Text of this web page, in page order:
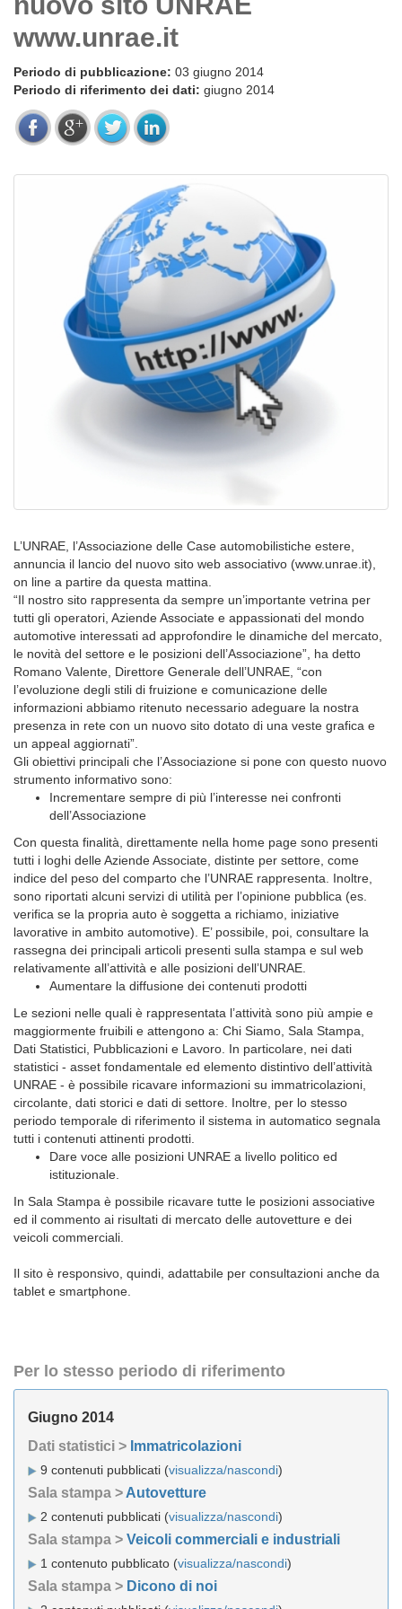
www.unrae.it
Periodo di pubblicazione: 03 giugno 2014
Periodo di riferimento dei dati: giugno 2014
L’UNRAE, l’Associazione delle Case automobilistiche estere,
annuncia il lancio del nuovo sito web associativo (www.unrae.it),
on line a partire da questa mattina.
“Il nostro sito rappresenta da sempre un’importante vetrina per
tutti gli operatori, Aziende Associate e appassionati del mondo
automotive interessati ad approfondire le dinamiche del mercato,
le novità del settore e le posizioni dell’Associazione”, ha detto
Romano Valente, Direttore Generale dell’UNRAE, “con
l’evoluzione degli stili di fruizione e comunicazione delle
informazioni abbiamo ritenuto necessario adeguare la nostra
presenza in rete con un nuovo sito dotato di una veste grafica e
un appeal aggiornati”.
Gli obiettivi principali che l’Associazione si pone con questo nuovo
strumento informativo sono:
Incrementare sempre di più l’interesse nei confronti
dell’Associazione
Con questa finalità, direttamente nella home page sono presenti
tutti i loghi delle Aziende Associate, distinte per settore, come
indice del peso del comparto che l’UNRAE rappresenta. Inoltre,
sono riportati alcuni servizi di utilità per l’opinione pubblica (es.
verifica se la propria auto è soggetta a richiamo, iniziative
lavorative in ambito automotive). E’ possibile, poi, consultare la
rassegna dei principali articoli presenti sulla stampa e sul web
relativamente all’attività e alle posizioni dell’UNRAE.
Aumentare la diffusione dei contenuti prodotti
Le sezioni nelle quali è rappresentata l’attività sono più ampie e
maggiormente fruibili e attengono a: Chi Siamo, Sala Stampa,
Dati Statistici, Pubblicazioni e Lavoro. In particolare, nei dati
statistici - asset fondamentale ed elemento distintivo dell’attività
UNRAE - è possibile ricavare informazioni su immatricolazioni,
circolante, dati storici e dati di settore. Inoltre, per lo stesso
periodo temporale di riferimento il sistema in automatico segnala
tutti i contenuti attinenti prodotti.
Dare voce alle posizioni UNRAE a livello politico ed
istituzionale.
In Sala Stampa è possibile ricavare tutte le posizioni associative
ed il commento ai risultati di mercato delle autovetture e dei
veicoli commerciali.
Il sito è responsivo, quindi, adattabile per consultazioni anche da
tablet e smartphone.
Per lo stesso periodo di riferimento
Giugno 2014
Dati statistici > Immatricolazioni
9 contenuti pubblicati (visualizza/nascondi)
Sala stampa > Autovetture
2 contenuti pubblicati (visualizza/nascondi)
Sala stampa > Veicoli commerciali e industriali
1 contenuto pubblicato (visualizza/nascondi)
Sala stampa > Dicono di noi